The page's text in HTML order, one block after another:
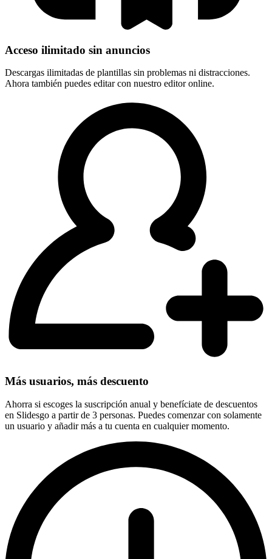
Acceso ilimitado sin anuncios
Descargas ilimitadas de plantillas sin problemas ni distracciones.
Ahora también puedes editar con nuestro editor online.
Más usuarios, más descuento
Ahorra si escoges la suscripción anual y benefíciate de descuentos
en Slidesgo a partir de 3 personas. Puedes comenzar con solamente
un usuario y añadir más a tu cuenta en cualquier momento.